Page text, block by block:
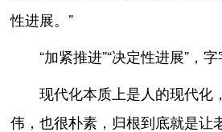
性进展。”
“加紧推进”“决定性进展”，字
现代化本质上是人的现代化
伟，也很朴素，归根到底就是让